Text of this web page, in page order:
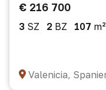
€ 216 700
3 SZ 2 BZ 107 m²
Valenicia,